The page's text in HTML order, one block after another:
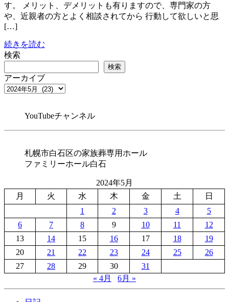
す。 メリット、デメリットも有りますので、専門家の方
や、近親者の方とよく相談されてから 行動して欲しいと思
[…]
続きを読む
検索
検索
アーカイブ
YouTubeチャンネル
札幌市白石区の家族葬専用ホール
ファミリーホール白石
2024年5月
月
火 水 木 金 土
日
1
2 3 4
5
6
7 8 9 10 11
12
13
14 15 16 17 18
19
20
21 22 23 24 25
26
27
28 29 30
31
« 4月
6月 »